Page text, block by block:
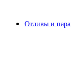
Отливы и